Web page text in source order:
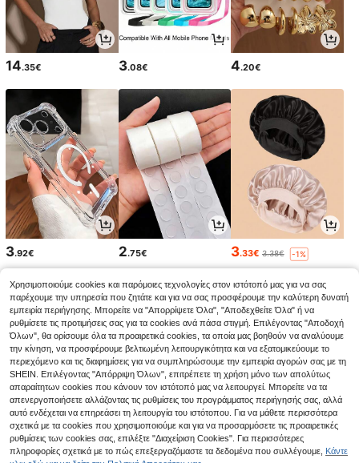
14.35€ 3.08€ 4.20€
3.92€ 2.75€ 3.33€ 3.38€ -1%
5.48€ 9.89€ 5.88€
Χρησιμοποιούμε cookies και παρόμοιες τεχνολογίες στον ιστότοπό μας για να σας
παρέχουμε την υπηρεσία που ζητάτε και για να σας προσφέρουμε την καλύτερη δυνατή
εμπειρία περιήγησης. Μπορείτε να "Απορρίψετε Όλα", "Αποδεχθείτε Όλα" ή να
ρυθμίσετε τις προτιμήσεις σας για τα cookies ανά πάσα στιγμή. Επιλέγοντας "Αποδοχή
Όλων", θα ορίσουμε όλα τα προαιρετικά cookies, τα οποία μας βοηθούν να αναλύουμε
την κίνηση, να προσφέρουμε βελτιωμένη λειτουργικότητα και να εξατομικεύουμε το
περιεχόμενο και τις διαφημίσεις για να συμπληρώσουμε την εμπειρία αγορών σας με τη
SHEIN. Επιλέγοντας "Απόρριψη Όλων", επιτρέπετε τη χρήση μόνο των απολύτως
απαραίτητων cookies που κάνουν τον ιστότοπό μας να λειτουργεί. Μπορείτε να τα
απενεργοποιήσετε αλλάζοντας τις ρυθμίσεις του προγράμματος περιήγησής σας, αλλά
αυτό ενδέχεται να επηρεάσει τη λειτουργία του ιστότοπου. Για να μάθετε περισσότερα
σχετικά με τα cookies που χρησιμοποιούμε και για να προσαρμόσετε τις προαιρετικές
ρυθμίσεις των cookies σας, επιλέξτε "Διαχείριση Cookies". Για περισσότερες
πληροφορίες σχετικά με το πώς επεξεργαζόμαστε τα δεδομένα που συλλέγουμε, Κάντε